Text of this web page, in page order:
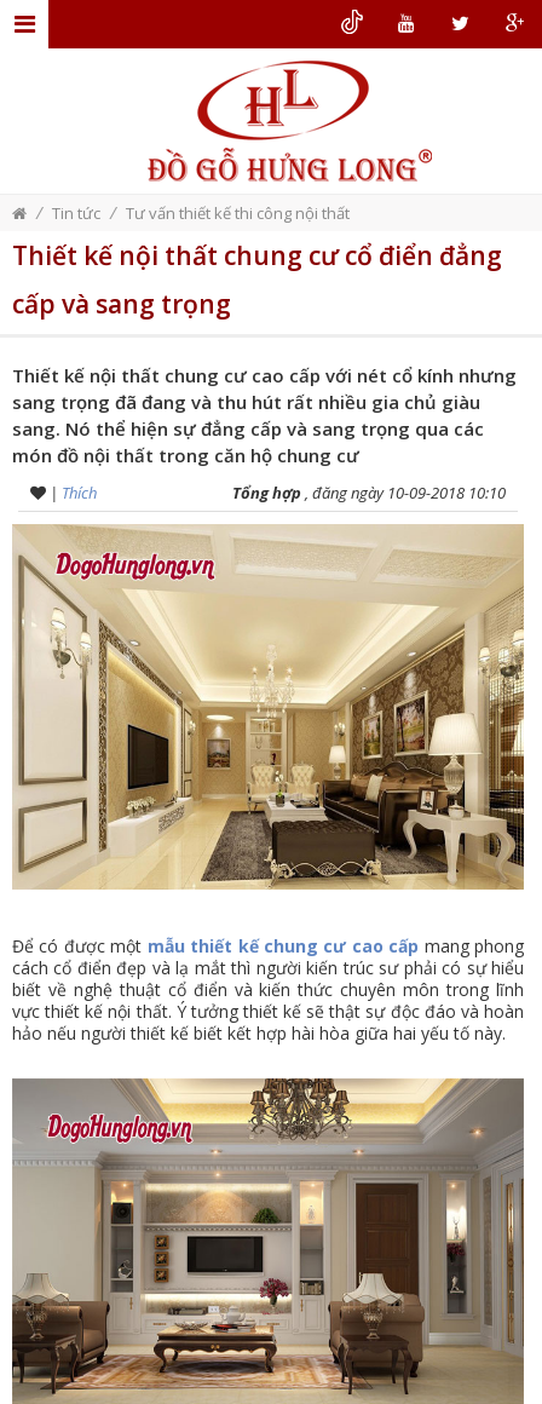
ĐỒ
GỖ
NỘI
THIẾT
KẾ
NỘI
THẤT
DỊCH
VỤ
TIN
HỆ
CỬA
HÀNG
TRỢ
GIÚP
HỆ
GIỎ
HÀNG
/ Tin tức / Tư vấn thiết kế thi công nội thất
Thiết kế nội thất chung cư cổ điển đẳng
cấp và sang trọng
Thiết kế nội thất chung cư cao cấp với nét cổ kính nhưng
sang trọng đã đang và thu hút rất nhiều gia chủ giàu
sang. Nó thể hiện sự đẳng cấp và sang trọng qua các
món đồ nội thất trong căn hộ chung cư
| Thích Tổng hợp, đăng ngày 10-09-2018 10:10
Để có được một mẫu thiết kế chung cư cao cấp mang phong
cách cổ điển đẹp và lạ mắt thì người kiến trúc sư phải có sự hiểu
biết về nghệ thuật cổ điển và kiến thức chuyên môn trong lĩnh
vực thiết kế nội thất. Ý tưởng thiết kế sẽ thật sự độc đáo và hoàn
hảo nếu người thiết kế biết kết hợp hài hòa giữa hai yếu tố này.